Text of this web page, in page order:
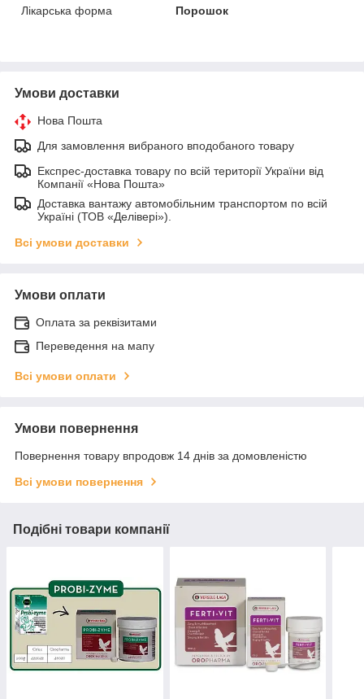
Лікарська форма
Порошок
Умови доставки
Нова Пошта
Для замовлення вибраного вподобаного товару
Експрес-доставка товару по всій території України від
Компанії «Нова Пошта»
Доставка вантажу автомобільним транспортом по всій
Україні (ТОВ «Делівері»).
Всі умови доставки
Умови оплати
Оплата за реквізитами
Переведення на мапу
Всі умови оплати
Умови повернення
Повернення товару впродовж 14 днів за домовленістю
Всі умови повернення
Подібні товари компанії